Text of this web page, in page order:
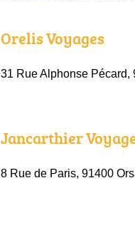
Orelis Voyages
31 Rue Alphonse Pécard,
Jancarthier
8 Rue de Paris, 91400